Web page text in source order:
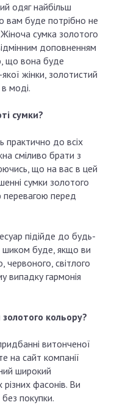
одяг найбільш
вам буде потрібно не
Жіноча сумка золотого
доповненням
що вона буде
жінки, золотистий
моді.
сумки?
практично до всіх
сміливо брати з
що на вас в цей
сумки золотого
перевагою перед
підійде до будь-
шиком буде, якщо ви
світлого
випадку гармонія
кольору?
витонченої
на сайт компанії
широкий
фасонів. Ви
покупки.